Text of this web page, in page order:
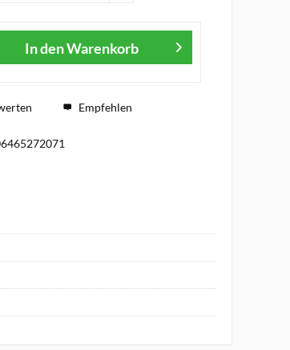
In denWarenkorb
Empfehlen